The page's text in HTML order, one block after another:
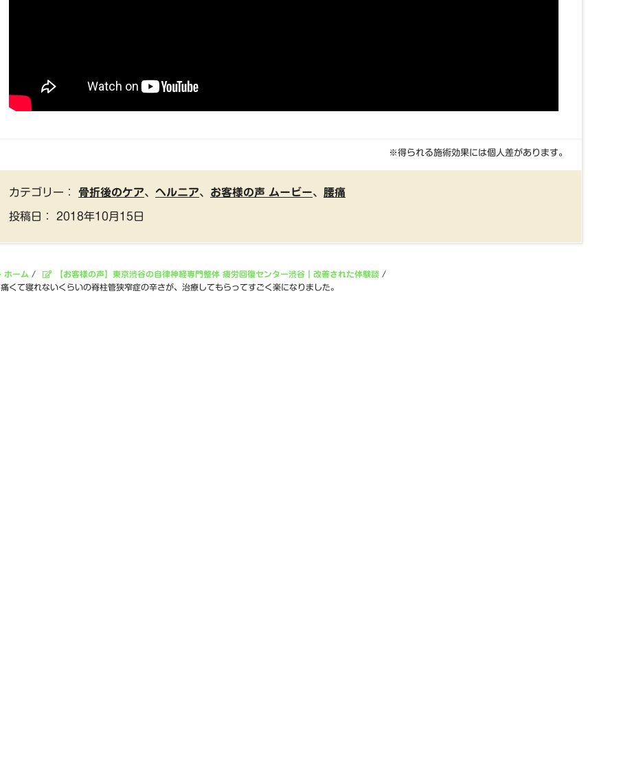
※得られる施術効果には個人差があります。
カテゴリー： 骨折後のケア、 ヘルニア、 お客様の声 ムービー、 腰痛
投稿日： 2018年10月15日
ホーム / 【お客様の声】東京渋谷の自律神経専門整体 疲労回復センター渋谷｜改善された体験談 /
痛くて寝れないくらいの脊柱管狭窄症の辛さが、治療してもらってすごく楽になりました。